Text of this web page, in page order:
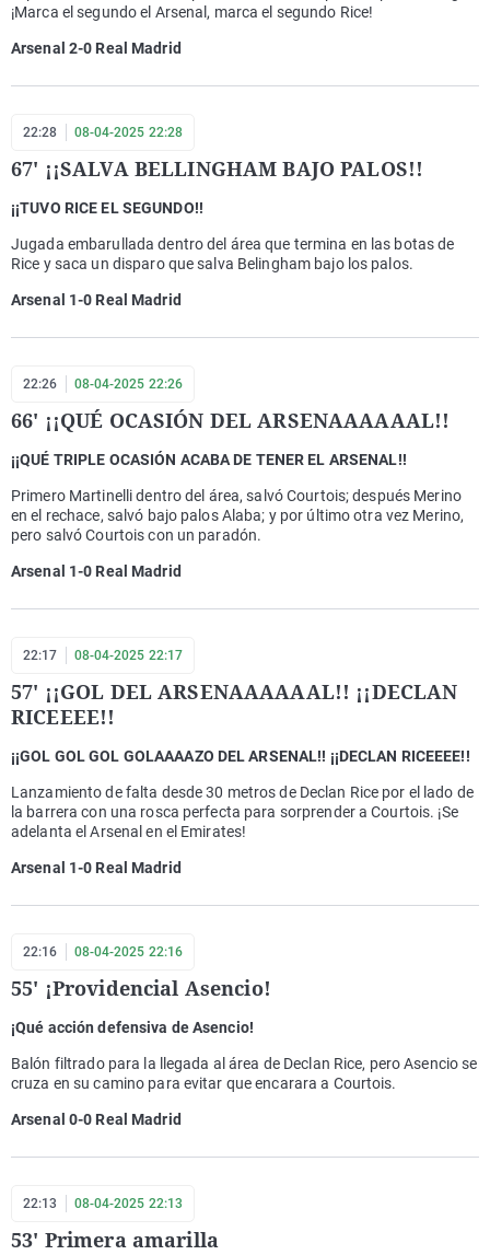
¡Marca el segundo el Arsenal, marca el segundo Rice!
Arsenal 2-0 Real Madrid
22:28 08-04-2025 22:28
67' ¡¡SALVA BELLINGHAM BAJO PALOS!!
¡¡TUVO RICE EL SEGUNDO!!
Jugada embarullada dentro del área que termina en las botas de
Rice y saca un disparo que salva Belingham bajo los palos.
Arsenal 1-0 Real Madrid
22:26 08-04-2025 22:26
66' ¡¡QUÉ OCASIÓN DEL ARSENAAAAAAL!!
¡¡QUÉ TRIPLE OCASIÓN ACABA DE TENER EL ARSENAL!!
Primero Martinelli dentro del área, salvó Courtois; después Merino
en el rechace, salvó bajo palos Alaba; y por último otra vez Merino,
pero salvó Courtois con un paradón.
Arsenal 1-0 Real Madrid
22:17 08-04-2025 22:17
57' ¡¡GOL DEL ARSENAAAAAAL!! ¡¡DECLAN
RICEEEE!!
¡¡GOL GOL GOL GOLAAAAZO DEL ARSENAL!! ¡¡DECLAN RICEEEE!!
Lanzamiento de falta desde 30 metros de Declan Rice por el lado de
la barrera con una rosca perfecta para sorprender a Courtois. ¡Se
adelanta el Arsenal en el Emirates!
Arsenal 1-0 Real Madrid
22:16 08-04-2025 22:16
55' ¡Providencial Asencio!
¡Qué acción defensiva de Asencio!
Balón filtrado para la llegada al área de Declan Rice, pero Asencio se
cruza en su camino para evitar que encarara a Courtois.
Arsenal 0-0 Real Madrid
22:13 08-04-2025 22:13
53' Primera amarilla